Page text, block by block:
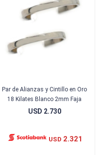
Par de Alianzas y Cintillo en Oro
18 Kilates Blanco 2mm Faja
USD 2.730
USD 2.321